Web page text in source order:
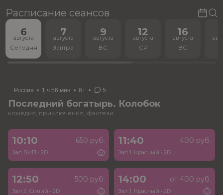
Расписание сеансов
6
августа
Сегодня
7
августа
Завтра
9
августа
ВС
12
августа
СР
16
августа
ВС
Россия • 1 ч 56 мин • 6+ • 5
Последний богатырь. Колобок
комедия, приключения, фэнтези
10:10 650 руб.
Зал ВИП • 2D
11:40 400 руб.
Зал 1, Красный • 2D
12:50 500 руб.
Зал 2, Синий • 2D
14:00 от 400 руб.
Зал 1, Красный • 2D